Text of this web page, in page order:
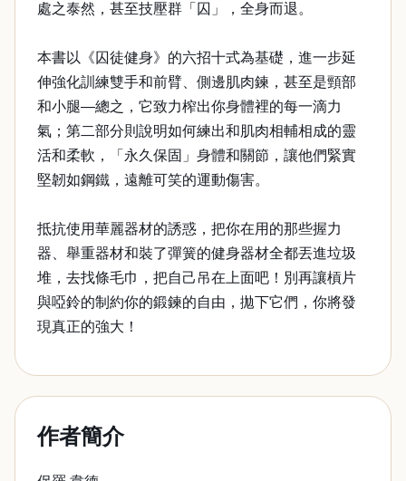
處之泰然，甚至技壓群「囚」，全身而退。
本書以《囚徒健身》的六招十式為基礎，進一步延
伸強化訓練雙手和前臂、側邊肌肉鍊，甚至是頸部
和小腿—總之，它致力榨出你身體裡的每一滴力
氣；第二部分則說明如何練出和肌肉相輔相成的靈
活和柔軟，「永久保固」身體和關節，讓他們緊實
堅韌如鋼鐵，遠離可笑的運動傷害。
抵抗使用華麗器材的誘惑，把你在用的那些握力
器、舉重器材和裝了彈簧的健身器材全都丟進垃圾
堆，去找條毛巾，把自己吊在上面吧！別再讓槓片
與啞鈴的制約你的鍛鍊的自由，拋下它們，你將發
現真正的強大！
作者簡介